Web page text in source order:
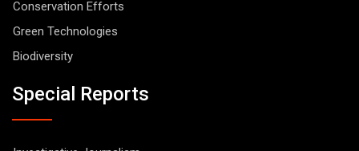
Conservation Efforts
Green Technologies
Biodiversity
Special Reports